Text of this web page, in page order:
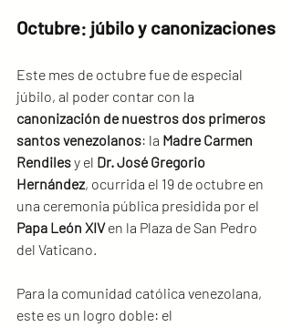
Octubre: júbilo y canonizaciones
Este mes de octubre fue de especial
júbilo, al poder contar con la
canonización de nuestros dos primeros
santos venezolanos: la Madre Carmen
Rendiles y el Dr. José Gregorio
Hernández, ocurrida el 19 de octubre en
una ceremonia pública presidida por el
Papa León XIV en la Plaza de San Pedro
del Vaticano.
Para la comunidad católica venezolana,
este es un logro doble: el